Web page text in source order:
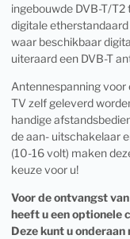
ingebouwde DVB-T/
digitale
waar beschikbaar
uiteraard een DVB-T
Antennespanning voor
TV zelf geleverd
handige
de aan- uitschakelaar
(10-16 volt) maken
keuze voor u!
Voor de ontvangst
heeft u een optionele
Deze kunt u onderaan